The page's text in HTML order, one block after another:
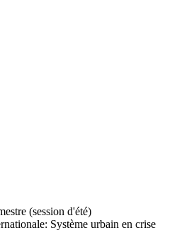
(session d'été)
Système urbain en crise